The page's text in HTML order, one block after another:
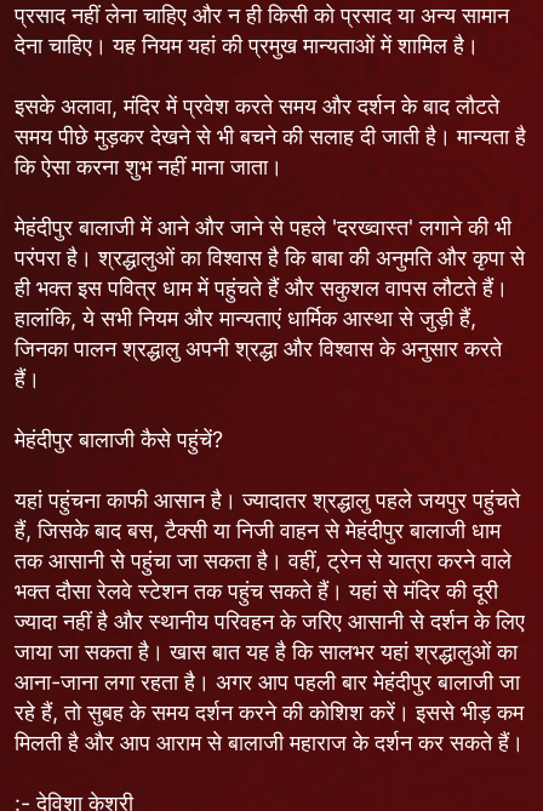
प्रसाद नहीं लेना चाहिए और न ही किसी को प्रसाद या अन्य सामान
देना चाहिए। यह नियम यहां की प्रमुख मान्यताओं में शामिल है।
इसके अलावा, मंदिर में प्रवेश करते समय और दर्शन के बाद लौटते
समय पीछे मुड़कर देखने से भी बचने की सलाह दी जाती है। मान्यता है
कि ऐसा करना शुभ नहीं माना जाता।
मेहंदीपुर बालाजी में आने और जाने से पहले 'दरख्वास्त' लगाने की भी
परंपरा है। श्रद्धालुओं का विश्वास है कि बाबा की अनुमति और कृपा से
ही भक्त इस पवित्र धाम में पहुंचते हैं और सकुशल वापस लौटते हैं।
हालांकि, ये सभी नियम और मान्यताएं धार्मिक आस्था से जुड़ी हैं,
जिनका पालन श्रद्धालु अपनी श्रद्धा और विश्वास के अनुसार करते
हैं।
मेहंदीपुर बालाजी कैसे पहुंचें?
यहां पहुंचना काफी आसान है। ज्यादातर श्रद्धालु पहले जयपुर पहुंचते
हैं, जिसके बाद बस, टैक्सी या निजी वाहन से मेहंदीपुर बालाजी धाम
तक आसानी से पहुंचा जा सकता है। वहीं, ट्रेन से यात्रा करने वाले
भक्त दौसा रेलवे स्टेशन तक पहुंच सकते हैं। यहां से मंदिर की दूरी
ज्यादा नहीं है और स्थानीय परिवहन के जरिए आसानी से दर्शन के लिए
जाया जा सकता है। खास बात यह है कि सालभर यहां श्रद्धालुओं का
आना-जाना लगा रहता है। अगर आप पहली बार मेहंदीपुर बालाजी जा
रहे हैं, तो सुबह के समय दर्शन करने की कोशिश करें। इससे भीड़ कम
मिलती है और आप आराम से बालाजी महाराज के दर्शन कर सकते हैं।
:- देविशा केशरी